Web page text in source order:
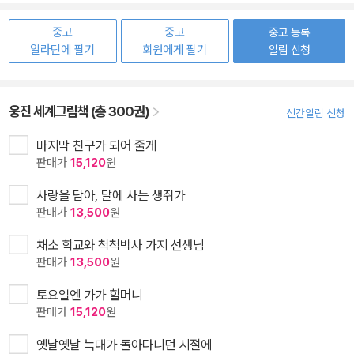
중고
알라딘에 팔기
중고
회원에게 팔기
중고 등록
알림 신청
웅진 세계그림책 (총 300권) 신간알림 신청
마지막 친구가 되어 줄게
판매가 15,120원
사랑을 담아, 달에 사는 생쥐가
판매가 13,500원
채소 학교와 척척박사 가지 선생님
판매가 13,500원
토요일엔 가가 할머니
판매가 15,120원
옛날옛날 늑대가 돌아다니던 시절에